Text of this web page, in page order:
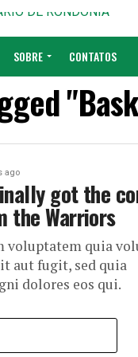
SOBRE CONTATOS
ago
got the
the Warriors
voluptatem quia
aut fugit, sed quia
dolores eos qui.